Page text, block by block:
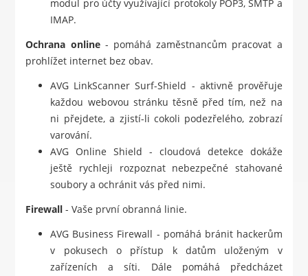
modul pro účty využívající protokoly POP3, SMTP a
IMAP.
Ochrana online- pomáhá zaměstnancům pracovat a
prohlížet internet bez obav.
AVG LinkScanner Surf-Shield - aktivně prověřuje
každou webovou stránku těsně před tím, než na
ni přejdete, a zjistí-li cokoli podezřelého, zobrazí
varování.
AVG Online Shield - cloudová detekce dokáže
ještě rychleji rozpoznat nebezpečné stahované
soubory a ochránit vás před nimi.
Firewall - Vaše první obranná linie.
AVG Business Firewall - pomáhá bránit hackerům
v pokusech o přístup k datům uloženým v
zařízeních a síti. Dále pomáhá předcházet